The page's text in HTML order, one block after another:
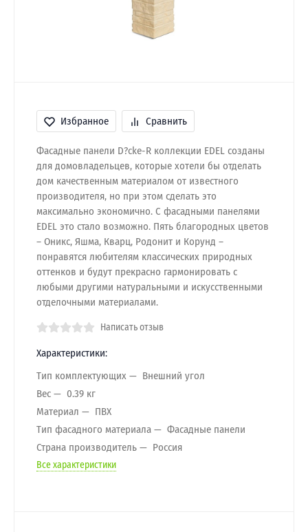
Избранное Сравнить
Фасадные панели D?cke-R коллекции EDEL созданы
для домовладельцев, которые хотели бы отделать
дом качественным материалом от известного
производителя, но при этом сделать это
максимально экономично. С фасадными панелями
EDEL это стало возможно. Пять благородных цветов
– Оникс, Яшма, Кварц, Родонит и Корунд –
понравятся любителям классических природных
оттенков и будут прекрасно гармонировать с
любыми другими натуральными и искусственными
отделочными материалами.
Написать отзыв
Характеристики:
Тип комплектующих
Внешний угол
Вес
0.39 кг
Материал
ПВХ
Тип фасадного материала
Фасадные панели
Страна производитель
Россия
Все характеристики